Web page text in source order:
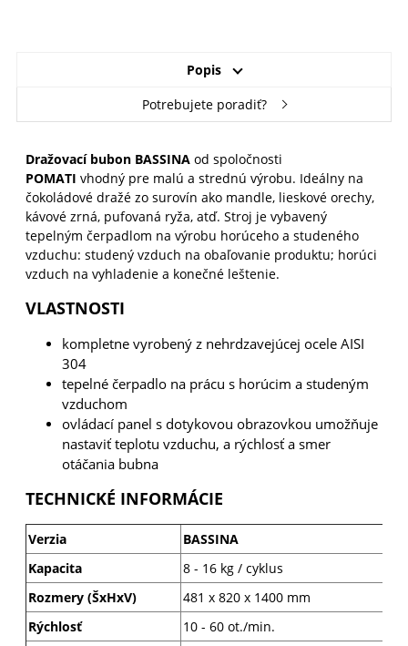
Popis
Potrebujete poradiť?
Dražovací bubon BASSINAod spoločnosti
POMATI vhodný pre malú a strednú výrobu. Ideálny na
čokoládové dražé zo surovín ako mandle, lieskové orechy,
kávové zrná, pufovaná ryža, atď. Stroj je vybavený
tepelným čerpadlom na výrobu horúceho a studeného
vzduchu: studený vzduch na obaľovanie produktu; horúci
vzduch na vyhladenie a konečné leštenie.
VLASTNOSTI
kompletne vyrobený z nehrdzavejúcej ocele AISI
304
tepelné čerpadlo na prácu s horúcim a studeným
vzduchom
ovládací panel s dotykovou obrazovkou umožňuje
nastaviť teplotu vzduchu, a rýchlosť a smer
otáčania bubna
TECHNICKÉ INFORMÁCIE
Verzia
BASSINA
Kapacita
8 - 16 kg / cyklus
Rozmery (ŠxHxV)
481 x 820 x 1400 mm
Rýchlosť
10 - 60 ot./min.